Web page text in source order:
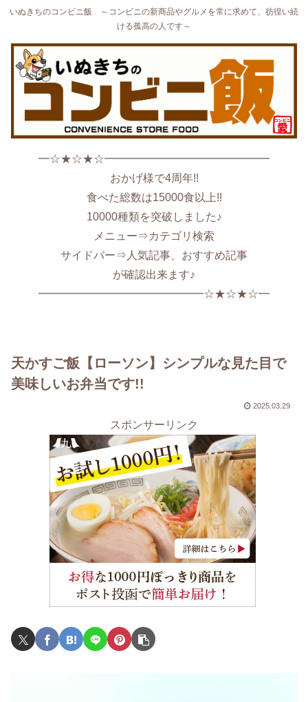
いぬきちのコンビニ飯 ～コンビニの新商品やグルメを常に求めて、彷徨い続
ける孤高の人です～
━☆★☆★☆━━━━━━━━━━━━━━━
おかげ様で4周年!!
食べた総数は15000食以上!!
10000種類を突破しました♪
メニュー⇒カテゴリ検索
サイドバー⇒人気記事、おすすめ記事
が確認出来ます♪
━━━━━━━━━━━━━━━☆★☆★☆━
天かすご飯【ローソン】シンプルな見た目で
美味しいお弁当です!!
2025.03.29
スポンサーリンク